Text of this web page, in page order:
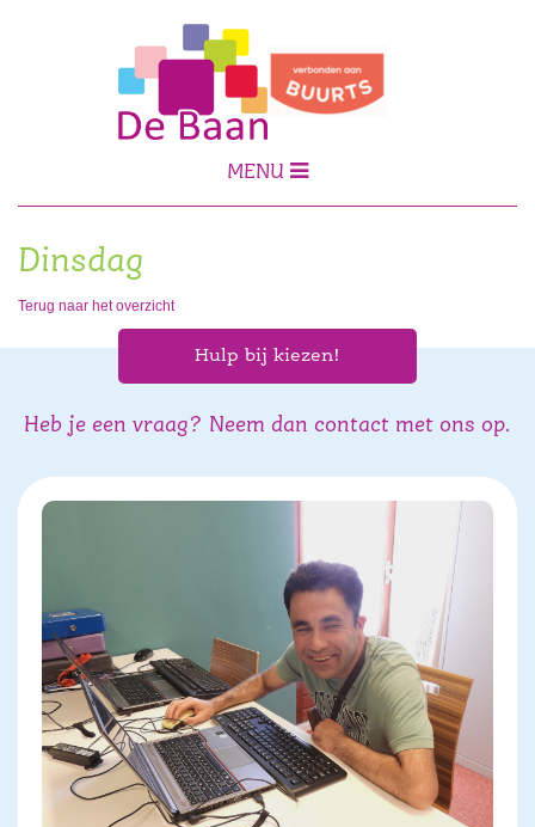
MENU
Dinsdag
Terug naar het overzicht
Heb je een vraag? Neem dan contact met ons op.
Hulp bij kiezen!